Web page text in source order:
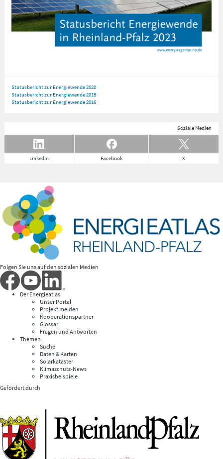
Statusbericht zur Energiewende 2020
Statusbericht zur Energiewende 2018
Statusbericht zur Energiewende 2016
Soziale Medien
LinkedIn Facebook X
Folgen Sie uns auf den sozialen Medien
Der Energieatlas
Unser Portal
Projekt melden
Kooperationspartner
Glossar
Fragen und Antworten
Themen
Suche
Daten & Karten
Solarkataster
Klimaschutz-News
Praxisbeispiele
Gefördert durch